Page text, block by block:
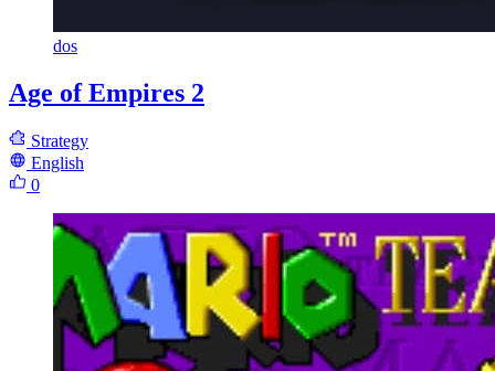
dos
Age of Empires 2
Strategy
English
0